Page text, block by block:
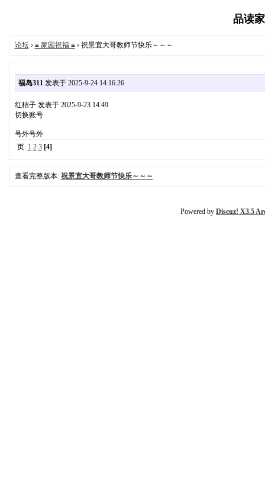
品读
论坛› ≡ 家园祝福 ≡› 祝景宜大哥教师节快乐～～～
福岛311发表于 2025-9-24 14:16:26
红桔子 发表于 2025-9-23 14:49
切换账号
号外号外
页: 1 2 3 [4]
查看完整版本: 祝景宜大哥教师节快乐～～～
Powered by Discuz! X3.5